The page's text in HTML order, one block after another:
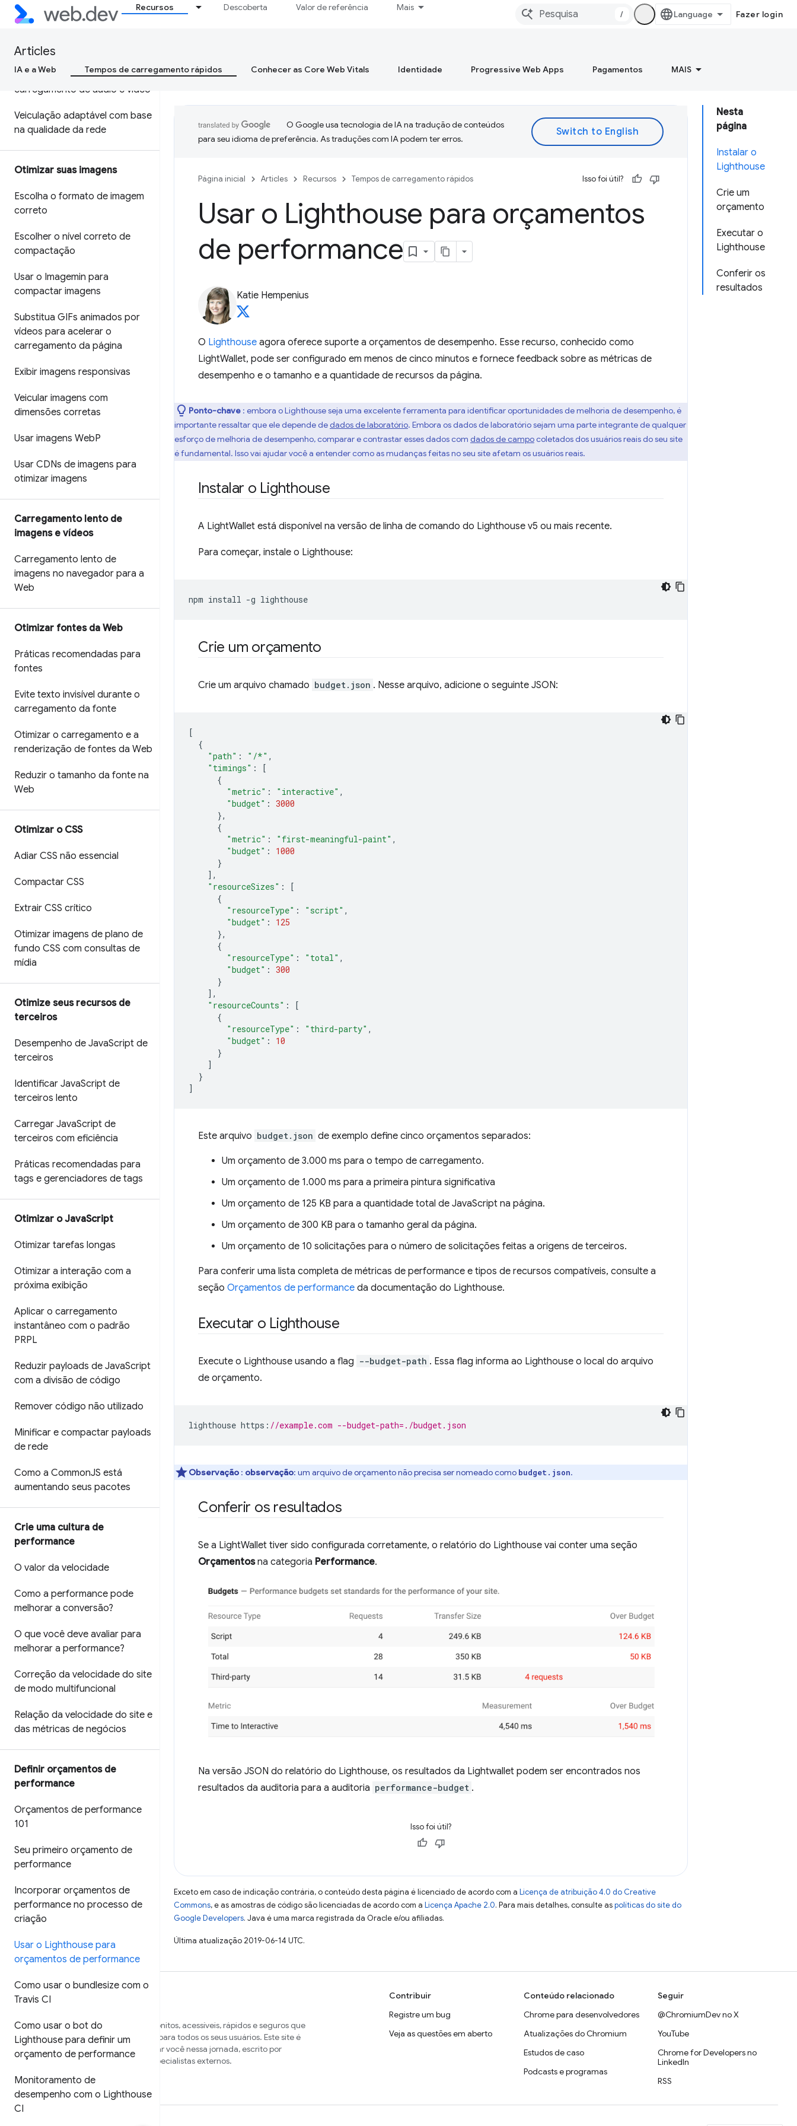
Recursos Descoberta Valor de referência Mais
/ Fazer login
Articles
IA e a Web Tempos de carregamento rápidos Conhecer as Core Web Vitals Identidade Progressive Web Apps Pagamentos MAIS
página
navegações futuras
Reprodução rápida com pré-
carregamento de áudio e vídeo
Veiculação adaptável com base
na qualidade da rede
Otimizar suas imagens
Escolha o formato de imagem
correto
Escolher o nível correto de
compactação
Usar o Imagemin para
compactar imagens
Substitua GIFs animados por
vídeos para acelerar o
carregamento da página
Exibir imagens responsivas
Veicular imagens com
dimensões corretas
Usar imagens WebP
Usar CDNs de imagens para
otimizar imagens
Carregamento lento de
imagens e vídeos
Carregamento lento de
imagens no navegador para a
Web
Otimizar fontes da Web
Práticas recomendadas para
fontes
Evite texto invisível durante o
carregamento da fonte
Otimizar o carregamento e a
renderização de fontes da Web
Reduzir o tamanho da fonte na
Web
Otimizar o CSS
Adiar CSS não essencial
Compactar CSS
Extrair CSS crítico
Otimizar imagens de plano de
fundo CSS com consultas de
mídia
Otimize seus recursos de
terceiros
Desempenho de JavaScript de
terceiros
Identificar JavaScript de
terceiros lento
Carregar JavaScript de
terceiros com eficiência
Práticas recomendadas para
tags e gerenciadores de tags
Otimizar o JavaScript
Otimizar tarefas longas
Otimizar a interação com a
próxima exibição
Aplicar o carregamento
instantâneo com o padrão
PRPL
Reduzir payloads de JavaScript
com a divisão de código
Remover código não utilizado
Minificar e compactar payloads
de rede
Como a CommonJS está
aumentando seus pacotes
Crie uma cultura de
performance
O valor da velocidade
Como a performance pode
melhorar a conversão?
O que você deve avaliar para
melhorar a performance?
Correção da velocidade do site
de modo multifuncional
Relação da velocidade do site e
das métricas de negócios
Definir orçamentos de
performance
Orçamentos de performance
101
Seu primeiro orçamento de
performance
Incorporar orçamentos de
performance no processo de
criação
Usar o Lighthouse para
orçamentos de performance
Como usar o bundlesize com o
Travis CI
Como usar o bot do
Lighthouse para definir um
orçamento de performance
Monitoramento de
desempenho com o Lighthouse
CI
Nesta
página
Instalar o
Lighthouse
Crie um
orçamento
Executar o
Lighthouse
Conferir os
resultados
O Google usa tecnologia de IA na tradução de conteúdos
para seu idioma de preferência. As traduções com IA podem ter erros.
Página inicial Articles Recursos Tempos de carregamento rápidos Isso foi útil?
Usar o Lighthouse para orçamentos
de performance
Katie Hempenius
O Lighthouse agora oferece suporte a orçamentos de desempenho. Esse recurso, conhecido como
LightWallet, pode ser configurado em menos de cinco minutos e fornece feedback sobre as métricas de
desempenho e o tamanho e a quantidade de recursos da página.
Ponto-chave : embora o Lighthouse seja uma excelente ferramenta para identificar oportunidades de melhoria de desempenho, é
importante ressaltar que ele depende dedados de laboratório. Embora os dados de laboratório sejam uma parte integrante de qualquer
esforço de melhoria de desempenho, comparar e contrastar esses dados com dados de campocoletados dos usuários reais do seu site
é fundamental. Isso vai ajudar você a entender como as mudanças feitas no seu site afetam os usuários reais.
Instalar o Lighthouse
A LightWallet está disponível na versão de linha de comando do Lighthouse v5 ou mais recente.
Para começar, instale o Lighthouse:
npm install -g lighthouse
Crie um orçamento
Crie um arquivo chamado budget.json . Nesse arquivo, adicione o seguinte JSON:
[
{
"path" : "/*" ,
"timings" :
[
{
"metric" : "interactive" ,
"budget" : 3000
},
{
"metric" : "first-meaningful-paint" ,
"budget" :
1000
}
],
"resourceSizes" :
[
{
"resourceType" : "script" ,
"budget" :
125
},
{
"resourceType" : "total" ,
"budget" : 300
}
],
"resourceCounts" :
[
{
"resourceType" : "third-party" ,
"budget" :
10
}
]
}
]
Este arquivo budget.json de exemplo define cinco orçamentos separados:
Um orçamento de 3.000 ms para o tempo de carregamento.
Um orçamento de 1.000 ms para a primeira pintura significativa
Um orçamento de 125 KB para a quantidade total de JavaScript na página.
Um orçamento de 300 KB para o tamanho geral da página.
Um orçamento de 10 solicitações para o número de solicitações feitas a origens de terceiros.
Para conferir uma lista completa de métricas de performance e tipos de recursos compatíveis, consulte a
seção Orçamentos de performance da documentação do Lighthouse.
Executar o Lighthouse
Execute o Lighthouse usando a flag --budget-path . Essa flag informa ao Lighthouse o local do arquivo
de orçamento.
lighthouse https : //example.com --budget-path=./budget.json
Observação : observação: um arquivo de orçamento não precisa ser nomeado como budget.json.
Conferir os resultados
Se a LightWallet tiver sido configurada corretamente, o relatório do Lighthouse vai conter uma seção
Orçamentosna categoria Performance.
Na versão JSON do relatório do Lighthouse, os resultados da Lightwallet podem ser encontrados nos
resultados da auditoria para a auditoria performance-budget .
Isso foi útil?
Exceto em caso de indicação contrária, o conteúdo desta página é licenciado de acordo com a Licença de atribuição 4.0 do Creative
Commons, e as amostras de código são licenciadas de acordo com a Licença Apache 2.0. Para mais detalhes, consulte aspolíticas do site do
Google Developers. Java é uma marca registrada da Oracle e/ou afiliadas.
Última atualização 2019-06-14 UTC.
Queremos ajudar você a criar sites bonitos, acessíveis, rápidos e seguros que
funcionem em vários navegadores e para todos os seus usuários. Este site é
nossa central de conteúdo para ajudar você nessa jornada, escrito por
membros da equipe do Chrome e especialistas externos.
Contribuir
Registre um bug
Veja as questões em aberto
Conteúdo relacionado
Chrome para desenvolvedores
Atualizações do Chromium
Estudos de caso
Podcasts e programas
Seguir
@ChromiumDev no X
YouTube
Chrome for Developers no
LinkedIn
RSS